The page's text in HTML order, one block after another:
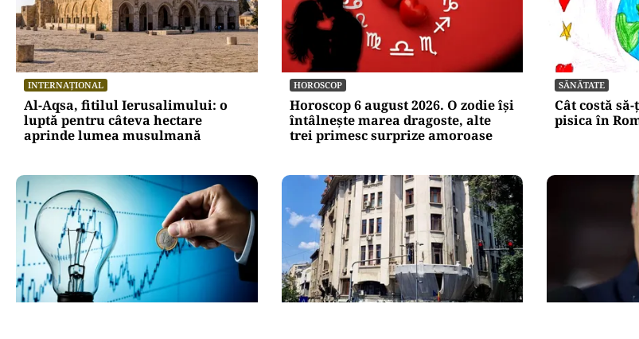
INTERNAȚIONAL
Al-Aqsa, fitilul Ierusalimului: o
luptă pentru câteva hectare
aprinde lumea musulmană
HOROSCOP
Horoscop 6 august 2026. O zodie își
întâlnește marea dragoste, alte
trei primesc surprize amoroase
SĂNĂTATE
Cât costă
pisica în